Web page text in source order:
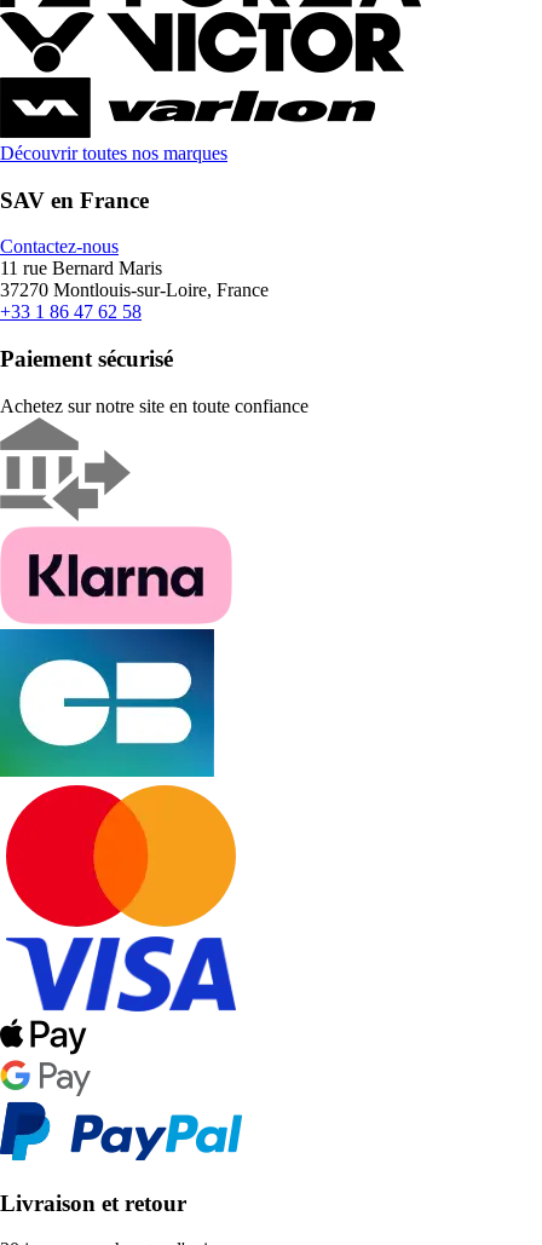
Découvrir toutes nos marques
SAV en France
Contactez-nous
11 rue Bernard Maris
37270 Montlouis-sur-Loire, France
+33 1 86 47 62 58
Paiement sécurisé
Achetez sur notre site en toute confiance
Livraison et retour